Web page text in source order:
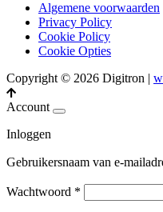
Algemene voorwaarden
Privacy Policy
Cookie Policy
Cookie Opties
Copyright © 2026 Digitron |
Account
Inloggen
Gebruikersnaam van e-
Wachtwoord *